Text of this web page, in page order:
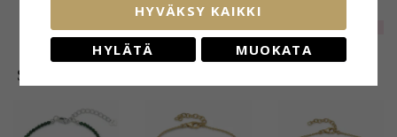
CHANTI hinta
Rannekorujen CARI
hopeaa kanssa
EXTRA3,-
zirkoni rannekoru
kullattua hopeaa -
Matilda
EXTRA42,-
SUOSITUIMMAT TUOTTEET LUOKASSA
HYVÄKSY KAIKKI
HYLÄTÄ MUOKATA